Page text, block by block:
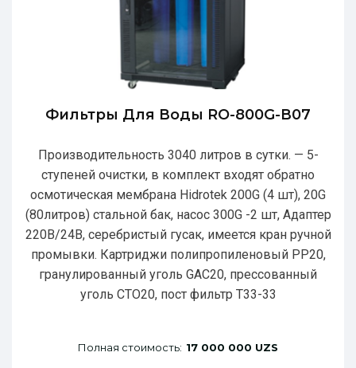
Фильтры Для Воды RO-800G-В07
Производительность 3040 литров в сутки. — 5-
ступеней очистки, в комплект входят обратно
осмотическая мембрана Hidrotek 200G (4 шт), 20G
(80литров) стальной бак, насос 300G -2 шт, Адаптер
220В/24В, серебристый гусак, имеется кран ручной
промывки. Картриджи полипропиленовый РР20,
гранулированный уголь GAC20, прессованный
уголь CTO20, пост фильтр T33-33
Полная стоимость: 17 000 000 UZS